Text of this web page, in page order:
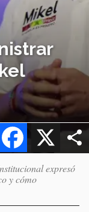
X
Facebook
expresó
y cómo